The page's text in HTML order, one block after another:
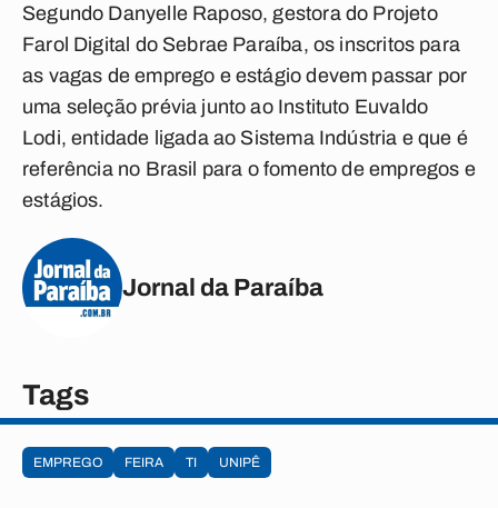
Segundo Danyelle Raposo, gestora do Projeto
Farol Digital do Sebrae Paraíba, os inscritos para
as vagas de emprego e estágio devem passar por
uma seleção prévia junto ao Instituto Euvaldo
Lodi, entidade ligada ao Sistema Indústria e que é
referência no Brasil para o fomento de empregos e
estágios.
Jornal da Paraíba
Tags
EMPREGO FEIRA TI UNIPÊ